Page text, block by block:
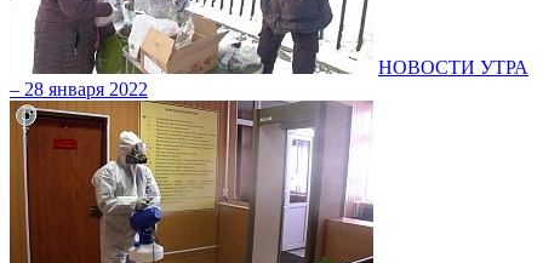
НОВОСТИ УТРА
– 28 января 2022